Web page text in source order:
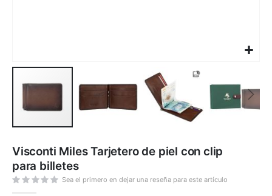
comienzo
de
la
galería
de
imágenes
Visconti Miles Tarjetero de piel con clip
para billetes
Sea el primero en dejar una reseña para este artículo